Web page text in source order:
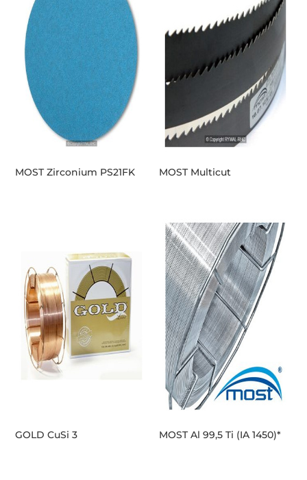
MOST Zirconium PS21FK MOST Multicut
GOLD CuSi 3 MOST Al 99,5 Ti (IA 1450)*